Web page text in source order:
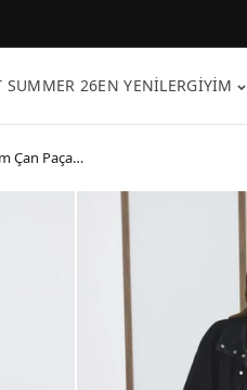
SUMMER 26EN YENILERGIYIM
Yüksek Bel Kısa Kesim Çan Paça Kot Pantolon Koyu Mavi